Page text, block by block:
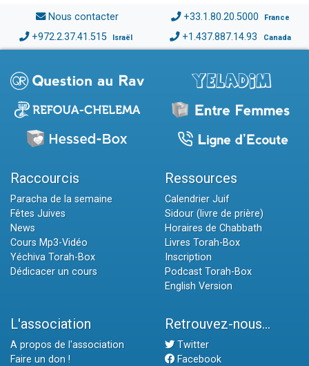
Nous contacter +33.1.80.20.5000 France
+972.2.37.41.515 Israël +1.437.887.14.93 Canada
Raccourcis
Paracha de la semaine
Fêtes Juives
News
Cours Mp3-Vidéo
Yéchiva Torah-Box
Dédicacer un cours
Ressources
Calendrier Juif
Sidour (livre de prière)
Horaires de Chabbath
Livres Torah-Box
Inscription
Podcast Torah-Box
English Version
L'association
A propos de l'association
Faire un don !
Retrouvez-nous...
Twitter
Facebook